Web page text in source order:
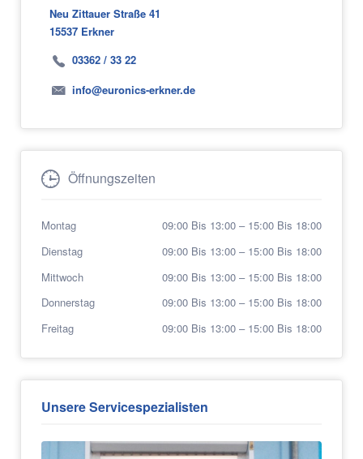
Oftmals können die meisten dieser Fehler zu
günstigen Konditionen behoben werden. Für
wir der richtige Ansprechpartner für Sie.
Neu Zittauer Straße 41
15537 Erkner
03362 / 33 22
info@euronics-erkner.de
Öffnungszeiten
Montag 09:00 Bis 13:00 – 15:00 Bis 18:00
Dienstag
09:00 Bis 13:00 – 15:00 Bis 18:00
Mittwoch
09:00 Bis 13:00 – 15:00 Bis 18:00
Donnerstag
09:00 Bis 13:00 – 15:00 Bis 18:00
Freitag
09:00 Bis 13:00 – 15:00 Bis 18:00
Unsere Servicespezialisten